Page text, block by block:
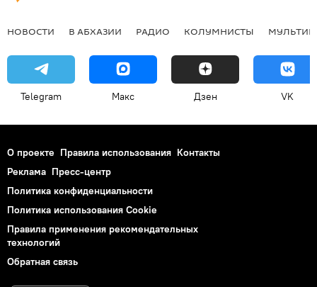
НОВОСТИ В АБХАЗИИ РАДИО КОЛУМНИСТЫ
Telegram Макс Дзен VK
О проекте Правила использования Контакты
Реклама Пресс-центр
Политика конфиденциальности
Политика использования Cookie
Правила применения рекомендательных
технологий
Обратная связь